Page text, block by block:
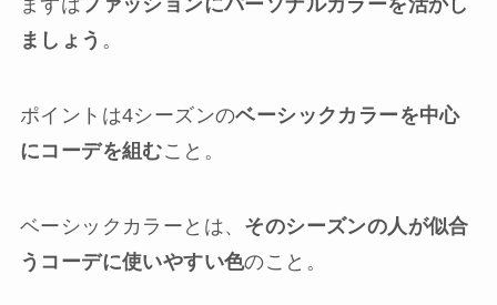
まずはファッションにパーソナルカラーを活かし
ましょう 。
ポイントは4シーズンのベーシックカラーを中心
にコーデを組むこと。
ベーシックカラーとは、 そのシーズンの人が似合
うコーデに使いやすい色のこと。